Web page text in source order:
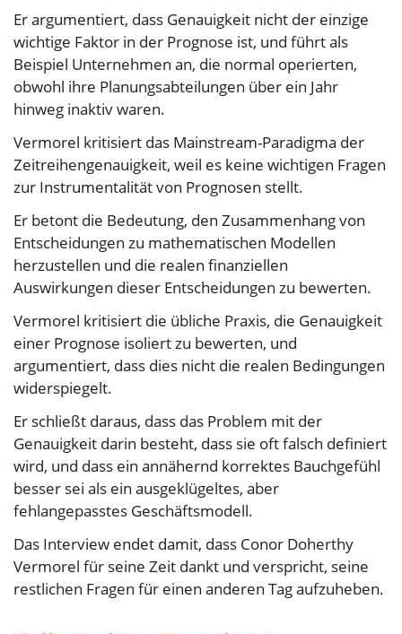
Er argumentiert, dass Genauigkeit nicht der einzige
wichtige Faktor in der Prognose ist, und führt als
Beispiel Unternehmen an, die normal operierten,
obwohl ihre Planungsabteilungen über ein Jahr
hinweg inaktiv waren.
Vermorel kritisiert das Mainstream-Paradigma der
Zeitreihengenauigkeit, weil es keine wichtigen Fragen
zur Instrumentalität von Prognosen stellt.
Er betont die Bedeutung, den Zusammenhang von
Entscheidungen zu mathematischen Modellen
herzustellen und die realen finanziellen
Auswirkungen dieser Entscheidungen zu bewerten.
Vermorel kritisiert die übliche Praxis, die Genauigkeit
einer Prognose isoliert zu bewerten, und
argumentiert, dass dies nicht die realen Bedingungen
widerspiegelt.
Er schließt daraus, dass das Problem mit der
Genauigkeit darin besteht, dass sie oft falsch definiert
wird, und dass ein annähernd korrektes Bauchgefühl
besser sei als ein ausgeklügeltes, aber
fehlangepasstes Geschäftsmodell.
Das Interview endet damit, dass Conor Doherthy
Vermorel für seine Zeit dankt und verspricht, seine
restlichen Fragen für einen anderen Tag aufzuheben.